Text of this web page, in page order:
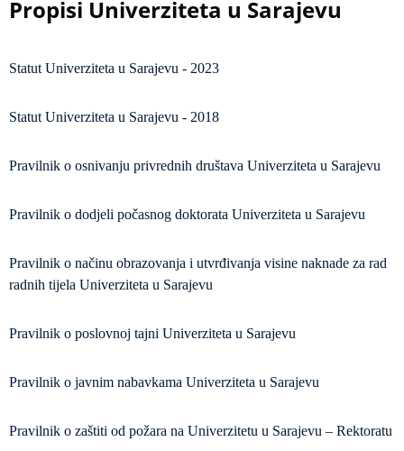
Propisi Univerziteta u Sarajevu
Statut Univerziteta u Sarajevu - 2023
Statut Univerziteta u Sarajevu - 2018
Pravilnik o osnivanju privrednih društava Univerziteta u Sarajevu
Pravilnik o dodjeli počasnog doktorata Univerziteta u Sarajevu
Pravilnik o načinu obrazovanja i utvrđivanja visine naknade za rad
radnih tijela Univerziteta u Sarajevu
Pravilnik o poslovnoj tajni Univerziteta u Sarajevu
Pravilnik o javnim nabavkama Univerziteta u Sarajevu
Pravilnik o zaštiti od požara na Univerzitetu u Sarajevu – Rektoratu